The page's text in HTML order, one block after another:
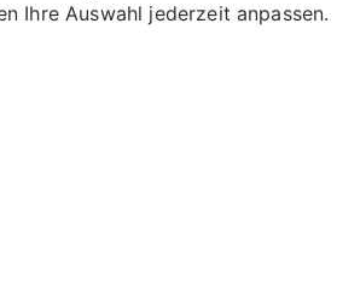
Ihre Auswahl jederzeit anpassen.